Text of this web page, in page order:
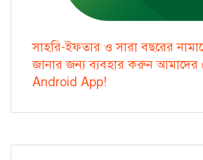
সাহরি-ইফতার ও সারা বছরের
জানার জন্য ব্যবহার করুন
Android App!